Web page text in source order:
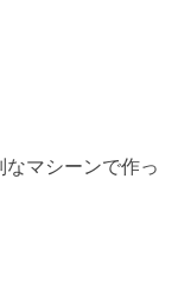
なマシーンで作っ